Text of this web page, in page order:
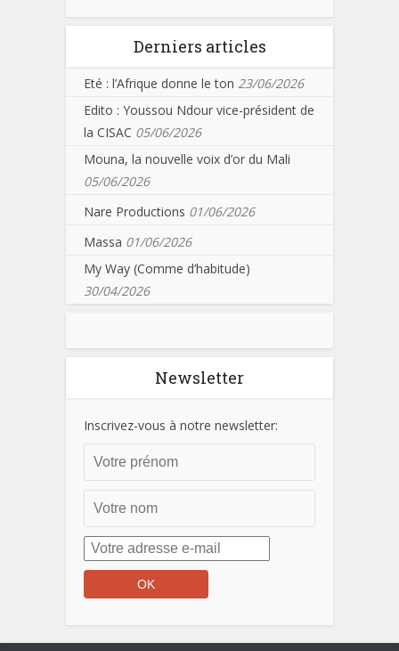
Derniers articles
Eté : l’Afrique donne le ton 23/06/2026
Edito : Youssou Ndour vice-président de
la CISAC 05/06/2026
Mouna, la nouvelle voix d’or du Mali
05/06/2026
Nare Productions 01/06/2026
Massa 01/06/2026
My Way (Comme d’habitude)
30/04/2026
Newsletter
Inscrivez-vous à notre newsletter: